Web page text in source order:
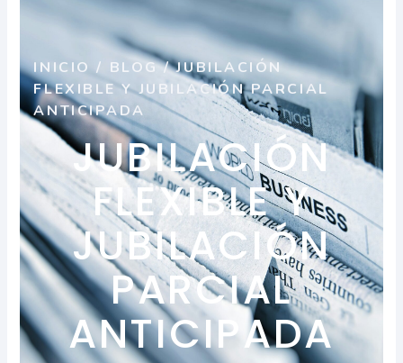
INICIO / BLOG/JUBILACIÓN
FLEXIBLE Y JUBILACIÓN PARCIAL
ANTICIPADA
JUBILACIÓN
FLEXIBLE Y
JUBILACIÓN
PARCIAL
ANTICIPADA